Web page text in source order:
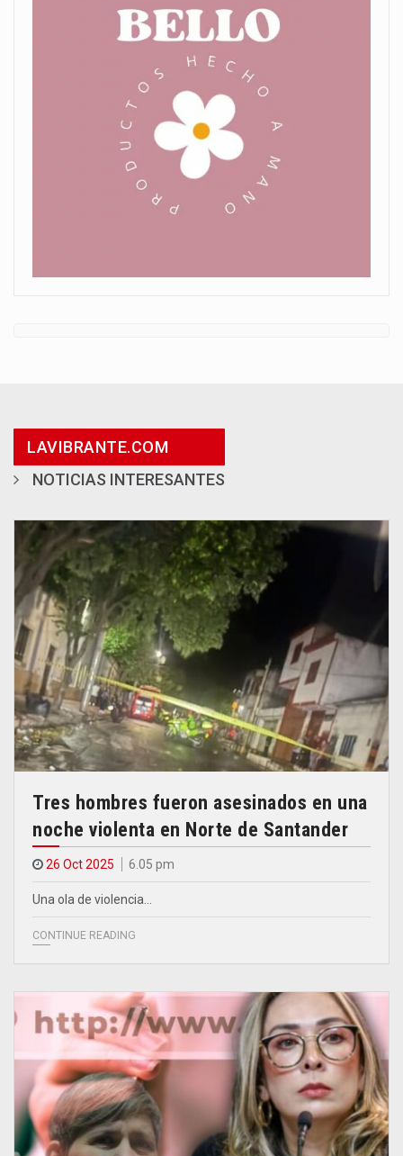
LAVIBRANTE.COM
NOTICIAS INTERESANTES
Tres hombres fueron asesinados en una
noche violenta en Norte de Santander
26 Oct 2025 6.05 pm
Una ola de violencia…
CONTINUE READING